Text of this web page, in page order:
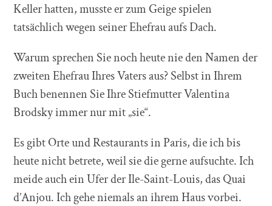
Keller hatten, musste er zum Geige spielen
tatsächlich wegen seiner Ehefrau aufs Dach.
Warum sprechen Sie noch heute nie den Namen der
zweiten Ehefrau Ihres Vaters aus? Selbst in Ihrem
Buch benennen Sie Ihre Stiefmutter Valentina
Brodsky immer nur mit „sie“.
Es gibt Orte und Restaurants in Paris, die ich bis
heute nicht betrete, weil sie die gerne aufsuchte. Ich
meide auch ein Ufer der Ile-Saint-Louis, das Quai
d’Anjou. Ich gehe niemals an ihrem Haus vorbei.